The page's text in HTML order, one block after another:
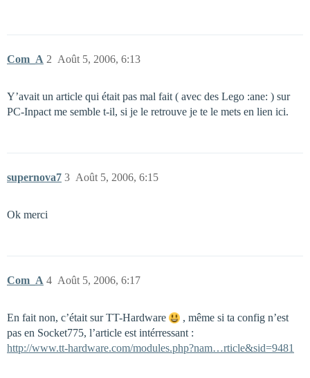
Com_A Août 5, 2006, 6:13
2
Y’avait un article qui était pas mal fait ( avec des Lego :ane: ) sur
PC-Inpact me semble t-il, si je le retrouve je te le mets en lien ici.
supernova7 Août 5, 2006, 6:15
3
Ok merci
Com_A Août 5, 2006, 6:17
4
En fait non, c’était sur TT-Hardware
, même si ta config n’est
pas en Socket775, l’article est intérressant :
http://www.tt-hardware.com/modules.php?nam…rticle&sid=9481